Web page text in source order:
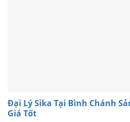
Đại Lý Sika Tại Bình Chánh
Giá Tốt